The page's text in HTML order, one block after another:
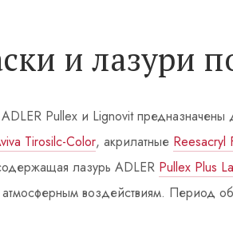
и лазури
Pullex и Lignovit
Tirosilc-Color, акрилатные Reesacryl
лазурь ADLER Pullex Plus
воздействиям. Период